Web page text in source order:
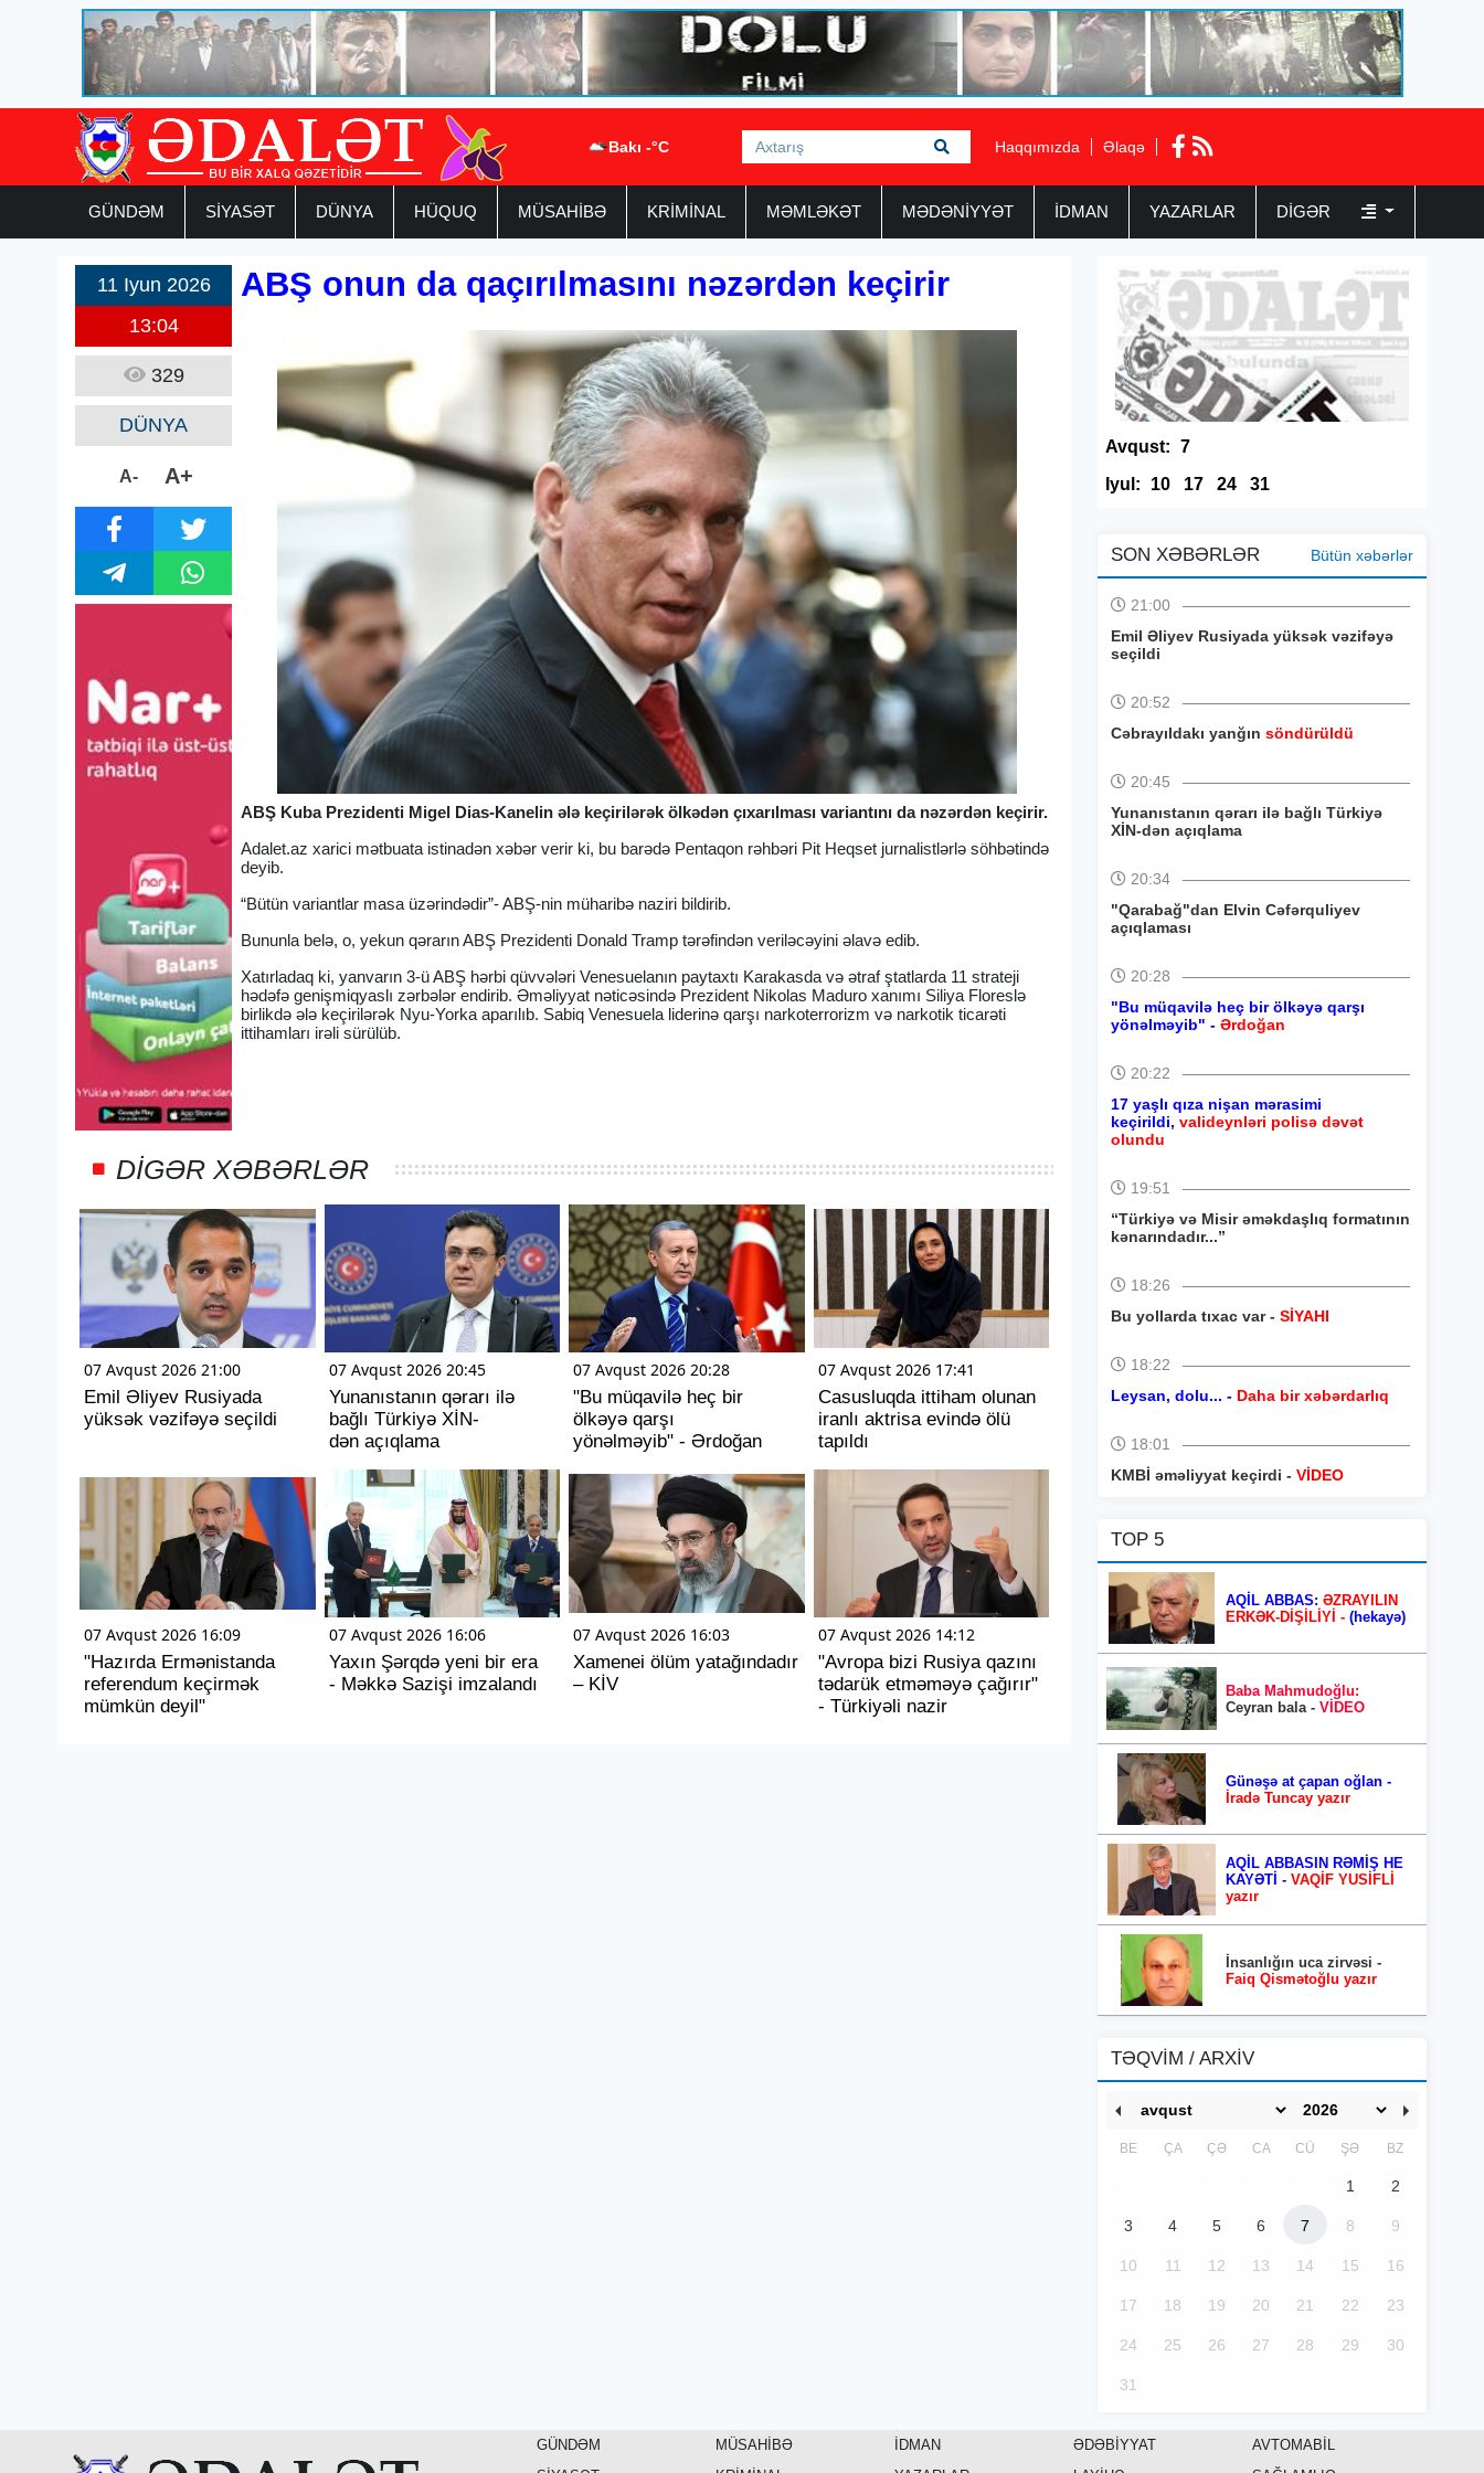
Bakı -°C Haqqımızda Əlaqə
GÜNDƏM SİYASƏT DÜNYA HÜQUQ MÜSAHİBƏ KRİMİNAL MƏMLƏKƏT MƏDƏNİYYƏT İDMAN YAZARLAR DIGƏR
11 Iyun 2026
13:04
329
DÜNYA
A- A+
ABŞ onun da qaçırılmasını nəzərdən keçirir
ABŞ Kuba Prezidenti Migel Dias-Kanelin ələ keçirilərək ölkədən çıxarılması variantını da nəzərdən keçirir.
Adalet.az xarici mətbuata istinadən xəbər verir ki, bu barədə Pentaqon rəhbəri Pit Heqset jurnalistlərlə söhbətində
deyib.
“Bütün variantlar masa üzərindədir”- ABŞ-nin müharibə naziri bildirib.
Bununla belə, o, yekun qərarın ABŞ Prezidenti Donald Tramp tərəfindən veriləcəyini əlavə edib.
Xatırladaq ki, yanvarın 3-ü ABŞ hərbi qüvvələri Venesuelanın paytaxtı Karakasda və ətraf ştatlarda 11 strateji
hədəfə genişmiqyaslı zərbələr endirib. Əməliyyat nəticəsində Prezident Nikolas Maduro xanımı Siliya Floreslə
birlikdə ələ keçirilərək Nyu-Yorka aparılıb. Sabiq Venesuela liderinə qarşı narkoterrorizm və narkotik ticarəti
ittihamları irəli sürülüb.
DIGƏR XƏBƏRLƏR
07 Avqust 2026 21:00
Emil Əliyev Rusiyada
yüksək vəzifəyə seçildi
07 Avqust 2026 20:45
Yunanıstanın qərarı ilə
bağlı Türkiyə XİN-
dən açıqlama
07 Avqust 2026 20:28
"Bu müqavilə heç bir
ölkəyə qarşı
yönəlməyib" - Ərdoğan
07 Avqust 2026 17:41
Casusluqda ittiham olunan
iranlı aktrisa evində ölü
tapıldı
07 Avqust 2026 16:09
"Hazırda Ermənistanda
referendum keçirmək
mümkün deyil"
07 Avqust 2026 16:06
Yaxın Şərqdə yeni bir era
- Məkkə Sazişi imzalandı
07 Avqust 2026 16:03
Xamenei ölüm yatağındadır
– KİV
07 Avqust 2026 14:12
"Avropa bizi Rusiya qazını
tədarük etməməyə çağırır"
- Türkiyəli nazir
Avqust: 7
Iyul:
10 17 24 31
SON XƏBƏRLƏR Bütün xəbərlər
21:00
Emil Əliyev Rusiyada yüksək vəzifəyə
seçildi
20:52
Cəbrayıldakı yanğın söndürüldü
20:45
Yunanıstanın qərarı ilə bağlı Türkiyə
XİN-dən açıqlama
20:34
"Qarabağ"dan Elvin Cəfərquliyev
açıqlaması
20:28
"Bu müqavilə heç bir ölkəyə qarşı
yönəlməyib" - Ərdoğan
20:22
17 yaşlı qıza nişan mərasimi
keçirildi, valideynləri polisə dəvət
olundu
19:51
“Türkiyə və Misir əməkdaşlıq formatının
kənarındadır...”
18:26
Bu yollarda tıxac var - SİYAHI
18:22
Leysan, dolu... - Daha bir xəbərdarlıq
18:01
KMBİ əməliyyat keçirdi - VİDEO
TOP 5
AQİL ABBAS: ƏZRAYILIN
ERKƏK-DİŞİLİYİ - (hekayə)
Baba Mahmudoğlu:
Ceyran bala - VİDEO
Günəşə at çapan oğlan -
İradə Tuncay yazır
AQİL ABBASIN RƏMİŞ HE
KAYƏTİ - VAQİF YUSİFLİ
yazır
İnsanlığın uca zirvəsi -
Faiq Qismətoğlu yazır
TƏQVİM / ARXİV
BE ÇA ÇƏ CA CÜ ŞƏ BZ
1 2
3 4 5 6 7 8 9
10 11 12 13 14 15 16
17 18 19 20 21 22 23
24 25 26 27 28 29 30
31
GÜNDƏM
MÜSAHİBƏ
İDMAN
ƏDƏBİYYAT
AVTOMABİL